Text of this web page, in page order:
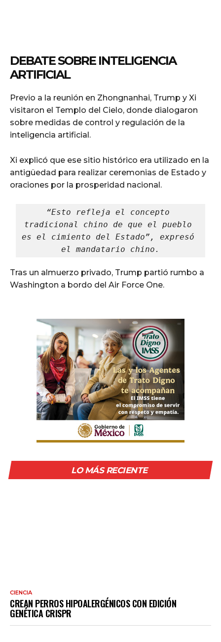
DEBATE SOBRE INTELIGENCIA
ARTIFICIAL
Previo a la reunión en Zhongnanhai, Trump y Xi
visitaron el Templo del Cielo, donde dialogaron
sobre medidas de control y regulación de la
inteligencia artificial.
Xi explicó que ese sitio histórico era utilizado en la
antigüedad para realizar ceremonias de Estado y
oraciones por la prosperidad nacional.
“Esto refleja el concepto
tradicional chino de que el pueblo
es el cimiento del Estado”, expresó
el mandatario chino.
Tras un almuerzo privado, Trump partió rumbo a
Washington a bordo del Air Force One.
LO MÁS RECIENTE
CIENCIA
CREAN PERROS HIPOALERGÉNICOS CON EDICIÓN
GENÉTICA CRISPR